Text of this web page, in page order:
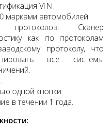
VIN.
марками автомобилей.
Сканер
как по протоколам
протоколу, что
все системы
одной кнопки.
в течении 1 года.